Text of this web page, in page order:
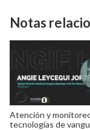
Notas
Atención y
tecnologías de